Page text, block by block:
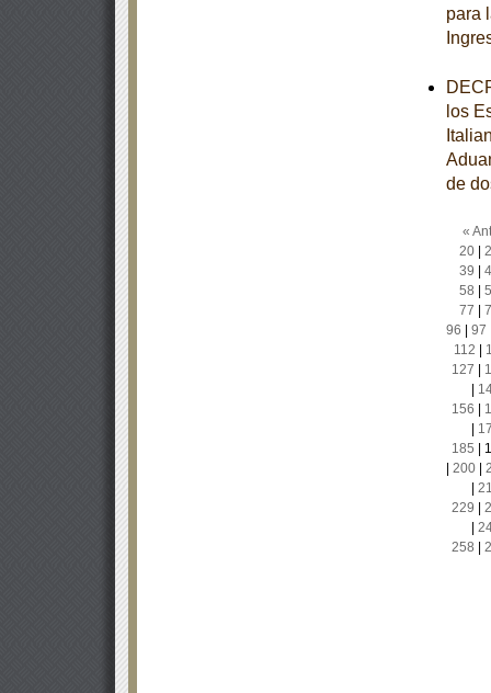
para
los
de
«
20|
39
58
77
96
97
112
127
156
185
200|
229
258